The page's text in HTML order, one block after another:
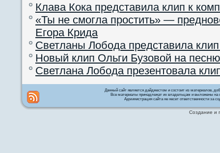
Клава Кока представила клип к
«Ты не смогла простить» —
Егора Крида
Светланы Лобода представила
Новый клип Ольги Бузовой на
Светлана Лобода презентовала
Данный сайт является дайджестом и состоит из материалов,
Все материалы принадлежат их владельцам и выложены на
Администрация сайта не несет ответственности за
Создание и